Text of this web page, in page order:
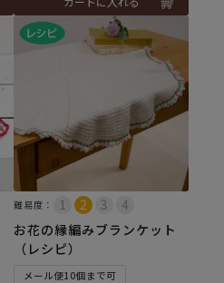
難易度：
お花の縁編みブランケット
（レシピ）
メール便10個まで可